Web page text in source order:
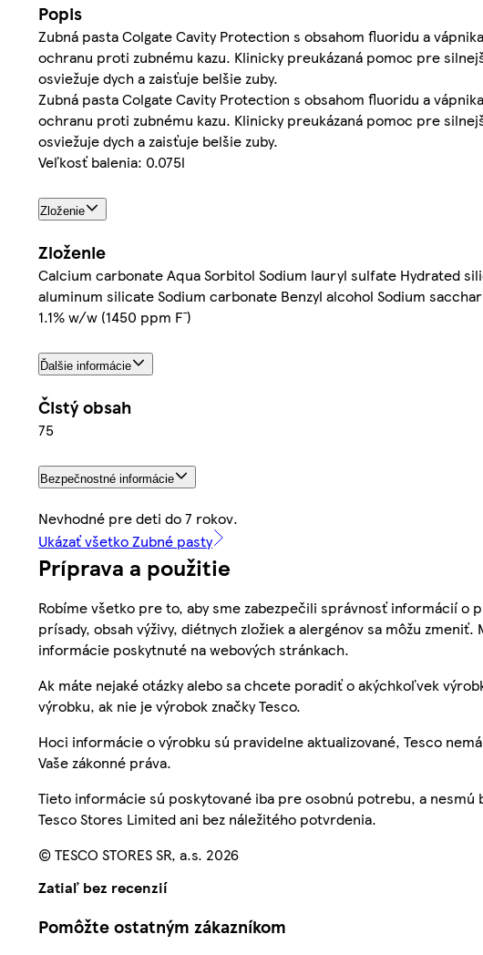
Popis
Zubná pasta Colgate Cavity Protection s obsahom fluoridu a
ochranu proti zubnému kazu. Klinicky preukázaná pomoc pre
osviežuje dych a zaisťuje belšie zuby.
Zubná pasta Colgate Cavity Protection s obsahom fluoridu a
ochranu proti zubnému kazu. Klinicky preukázaná pomoc pre
osviežuje dych a zaisťuje belšie zuby.
Veľkosť balenia: 0.075l
Zloženie
Zloženie
Calcium carbonate Aqua Sorbitol Sodium lauryl sulfate Hydrated
aluminum silicate Sodium carbonate Benzyl alcohol Sodium
1.1% w/w (1450 ppm F¯)
Ďalšie informácie
Čistý obsah
75
Bezpečnostné informácie
Nevhodné pre deti do 7 rokov.
Ukázať všetko Zubné pasty
Príprava a použitie
Robíme všetko pre to, aby sme zabezpečili správnosť informácií
prísady, obsah výživy, diétnych zložiek a alergénov sa môžu
informácie poskytnuté na webových stránkach.
Ak máte nejaké otázky alebo sa chcete poradiť o akýchkoľvek
výrobku, ak nie je výrobok značky Tesco.
Hoci informácie o výrobku sú pravidelne aktualizované, Tesco
Vaše zákonné práva.
Tieto informácie sú poskytované iba pre osobnú potrebu, a
Tesco Stores Limited ani bez náležitého potvrdenia.
© TESCO STORES SR, a.s. 2026
Zatiaľ bez recenzií
Pomôžte ostatným zákazníkom